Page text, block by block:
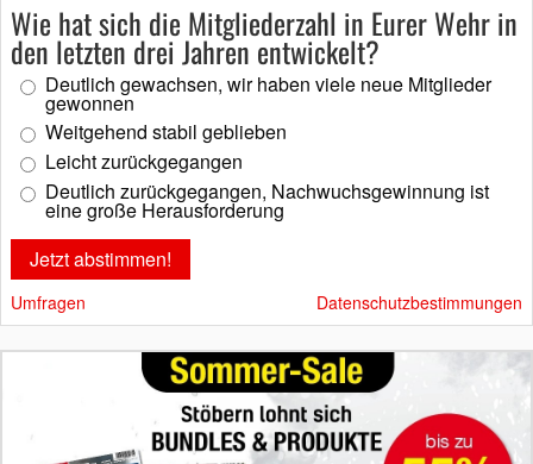
Wie hat sich die Mitgliederzahl in Eurer Wehr in
den letzten drei Jahren entwickelt?
Deutlich gewachsen, wir haben viele neue Mitglieder
gewonnen
Weitgehend stabil geblieben
Leicht zurückgegangen
Deutlich zurückgegangen, Nachwuchsgewinnung ist
eine große Herausforderung
Umfragen Datenschutzbestimmungen